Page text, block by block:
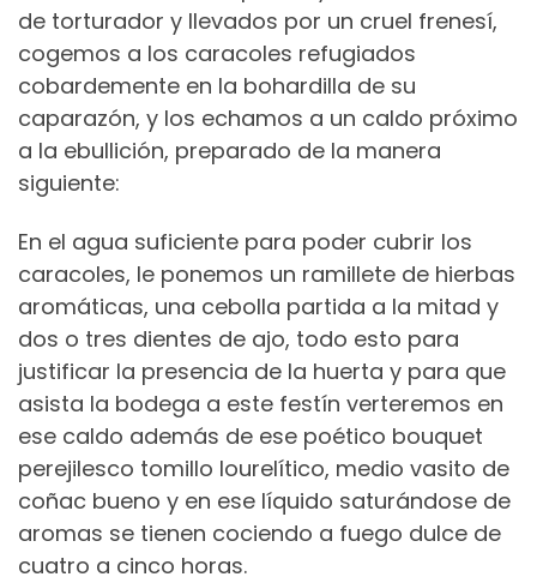
de torturador y llevados por un cruel frenesí,
cogemos a los caracoles refugiados
cobardemente en la bohardilla de su
caparazón, y los echamos a un caldo próximo
a la ebullición, preparado de la manera
siguiente:
En el agua suficiente para poder cubrir los
caracoles, le ponemos un ramillete de hierbas
aromáticas, una cebolla partida a la mitad y
dos o tres dientes de ajo, todo esto para
justificar la presencia de la huerta y para que
asista la bodega a este festín verteremos en
ese caldo además de ese poético bouquet
perejilesco tomillo lourelítico, medio vasito de
coñac bueno y en ese líquido saturándose de
aromas se tienen cociendo a fuego dulce de
cuatro a cinco horas.